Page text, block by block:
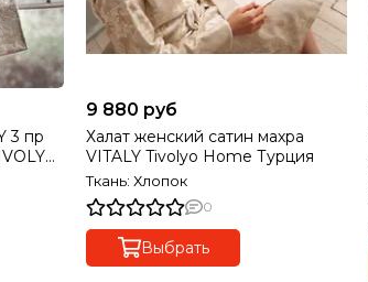
9 880 руб
Халат женский сатин махра
VITALY Tivolyo Home Турция
Ткань: Хлопок
0
Выбрать